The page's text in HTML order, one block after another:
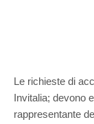
Le richieste di
Invitalia; devono
rappresentante